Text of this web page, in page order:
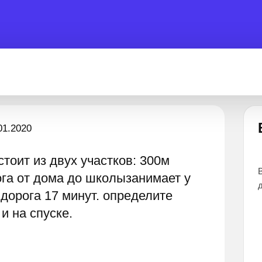
из двух участков: 300м
от дома до школызанимает у
17 минут. определите
на спуске.
помочь 24 часа
Все эксперты прошли тщательный
дают наиболее точные и понятные